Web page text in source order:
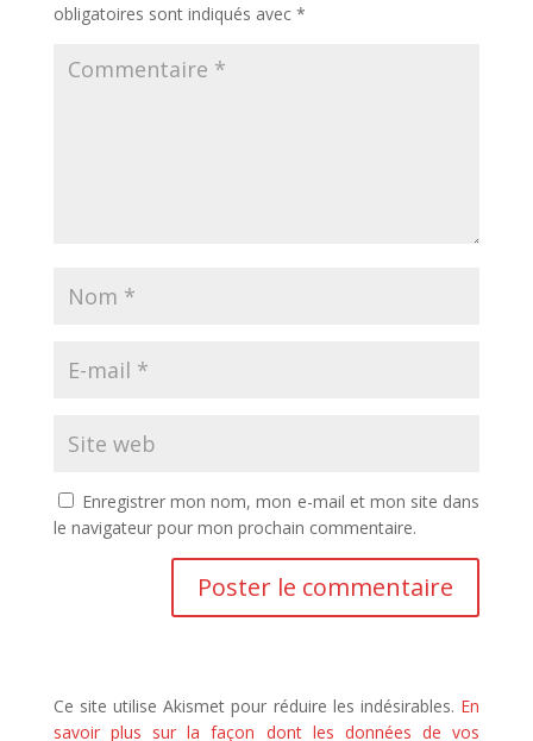
obligatoires sont indiqués avec *
Enregistrer mon nom, mon e-mail et mon site dans
le navigateur pour mon prochain commentaire.
Ce site utilise Akismet pour réduire les indésirables. En
savoir plus sur la façon dont les données de vos